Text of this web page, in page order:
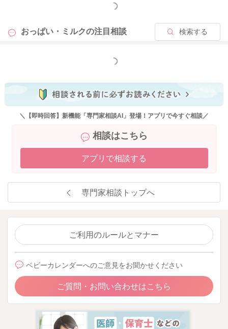
もっと見る
おっぱい・ミルクの注目相談 検索する
もっと見る
＼【即時回答】新機能「専門家相談AI」登場！アプリで今すぐ相談／
相談はこちら
アプリで相談する
専門家相談トップへ
ご利用のルールとマナー
ベビーカレンダーへのご意見をお聞かせください
ご質問・お問い合わせはこちら